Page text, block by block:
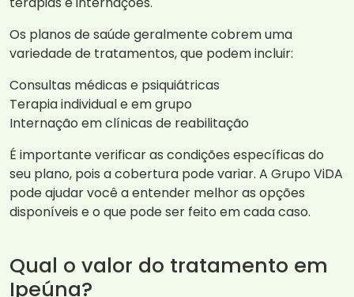
Os planos de saúde geralmente cobrem uma
variedade de tratamentos, que podem incluir:
Consultas médicas e psiquiátricas
Terapia individual e em grupo
Internação em clínicas de reabilitação
É importante verificar as condições específicas do
seu plano, pois a cobertura pode variar. A Grupo ViDA
pode ajudar você a entender melhor as opções
disponíveis e o que pode ser feito em cada caso.
Qual o valor do tratamento em
Ipeúna?